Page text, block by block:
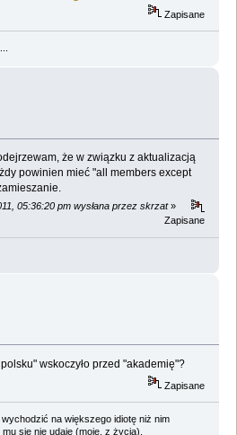
Zapisane
że w związku z aktualizacją
powinien mieć "all members except
05:36:20 pm wysłana przez skrzat»
Zapisane
wskoczyło przed "akademię"?
Zapisane
wychodzić na większego idiotę niż nim
się nie udaje (moje, z życia).